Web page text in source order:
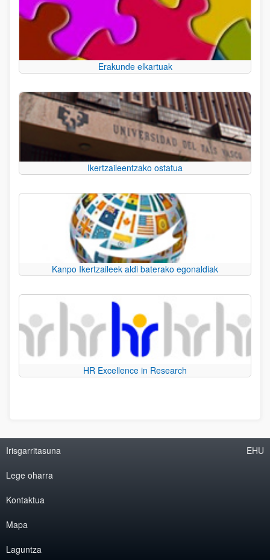
Erakunde elkartuak
Ikertzaileentzako ostatua
Kanpo Ikertzaileek aldi baterako egonaldiak
HR Excellence in Research
Irisgarritasuna
Lege oharra
Kontaktua
Mapa
Laguntza
EHU